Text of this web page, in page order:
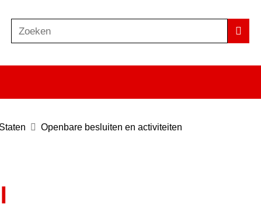
o
e
e
Zoeken
Openbare besluiten en activiteiten